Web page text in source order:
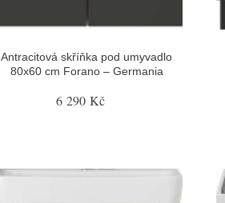
Antracitová skříňka pod umyvadlo
80x60 cm Forano – Germania
6 290 Kč